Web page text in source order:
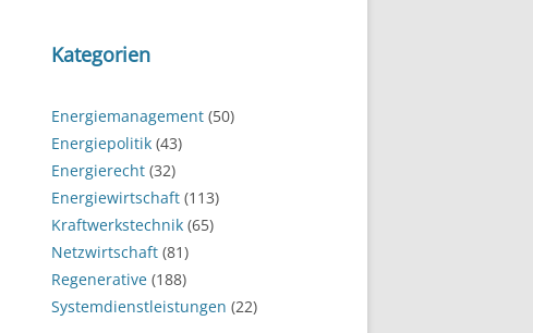
Kategorien
Energiemanagement (50)
Energiepolitik (43)
Energierecht (32)
Energiewirtschaft (113)
Kraftwerkstechnik (65)
Netzwirtschaft (81)
Regenerative (188)
Systemdienstleistungen (22)